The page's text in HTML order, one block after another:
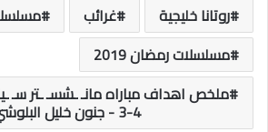
روتانا خليجية
غرائب
مسلسلات رمضان 2019
ملخص اهداف مباراه مانـ ـشسـ ـتر سـ
4-3 - جنون خليل البلوشي